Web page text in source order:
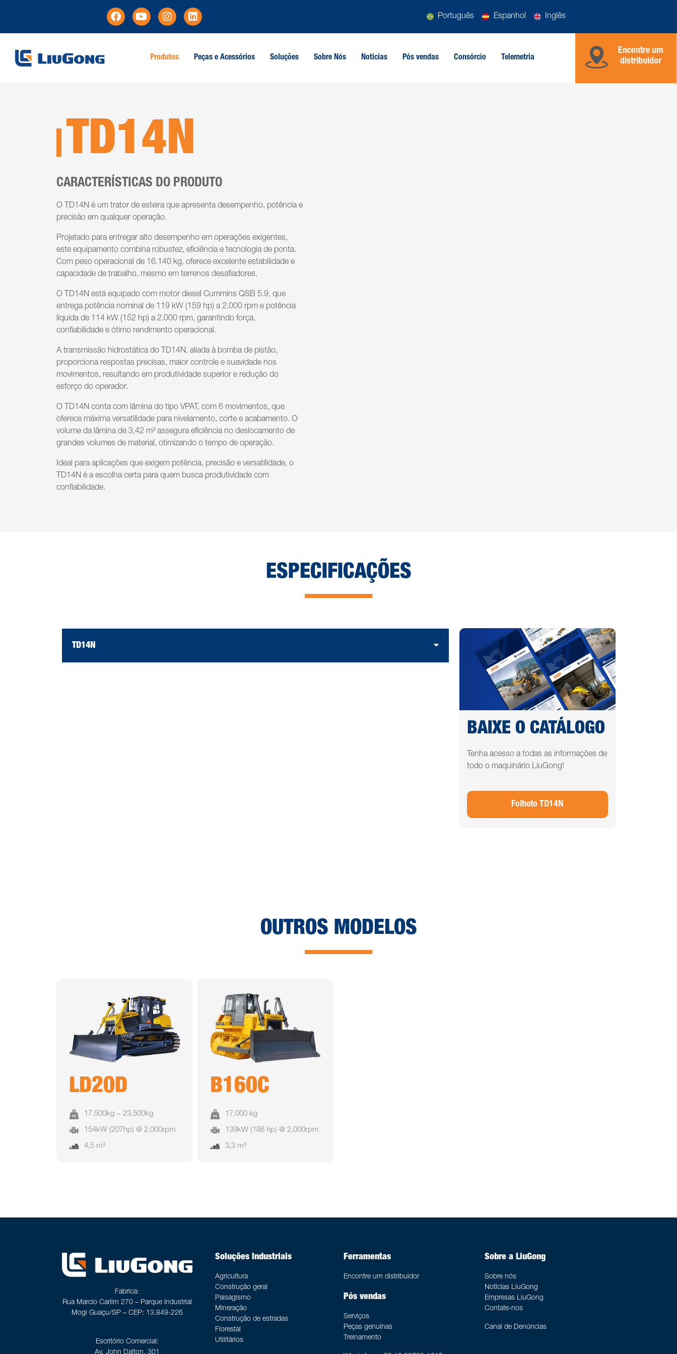
Português Espanhol Inglês
Produtos Peças e Acessórios Soluções Sobre Nós Notícias Pós vendas Consórcio Telemetria
Encontre um
distribuidor
TD14N
CARACTERÍSTICAS DO PRODUTO
O TD14N é um trator de esteira que apresenta desempenho, potência e
precisão em qualquer operação.
Projetado para entregar alto desempenho em operações exigentes,
este equipamento combina robustez, eficiência e tecnologia de ponta.
Com peso operacional de 16.140 kg, oferece excelente estabilidade e
capacidade de trabalho, mesmo em terrenos desafiadores.
O TD14N está equipado com motor diesel Cummins QSB 5.9, que
entrega potência nominal de 119 kW (159 hp) a 2.000 rpm e potência
líquida de 114 kW (152 hp) a 2.000 rpm, garantindo força,
confiabilidade e ótimo rendimento operacional.
A transmissão hidrostática do TD14N, aliada à bomba de pistão,
proporciona respostas precisas, maior controle e suavidade nos
movimentos, resultando em produtividade superior e redução do
esforço do operador.
O TD14N conta com lâmina do tipo VPAT, com 6 movimentos, que
oferece máxima versatilidade para nivelamento, corte e acabamento. O
volume da lâmina de 3,42 m³ assegura eficiência no deslocamento de
grandes volumes de material, otimizando o tempo de operação.
Ideal para aplicações que exigem potência, precisão e versatilidade, o
TD14N é a escolha certa para quem busca produtividade com
confiabilidade.
ESPECIFICAÇÕES
TD14N
BAIXE O CATÁLOGO
Tenha acesso a todas as informações de
todo o maquinário LiuGong!
Folheto TD14N
OUTROS MODELOS
LD20D
17.500kg ~ 23.500kg
154kW (207hp) @ 2.000rpm
4,5 m³
B160C
17,000 kg
139kW (186 hp) @ 2,000rpm
3,3 m³
Fabrica:
Rua Marcio Carlim 270 – Parque Industrial
Mogi Guaçu/SP – CEP: 13.849-226
Escritório Comercial:
Av. John Dalton, 301
Soluções Industriais
Agricultura
Construção geral
Paisagismo
Mineração
Construção de estradas
Florestal
Utilitários
Ferramentas
Encontre um distribuidor
Pós vendas
Serviços
Peças genuínas
Treinamento
Sobre a LiuGong
Sobre nós
Notícias LiuGong
Empresas LiuGong
Contate-nos
Canal de Denúncias